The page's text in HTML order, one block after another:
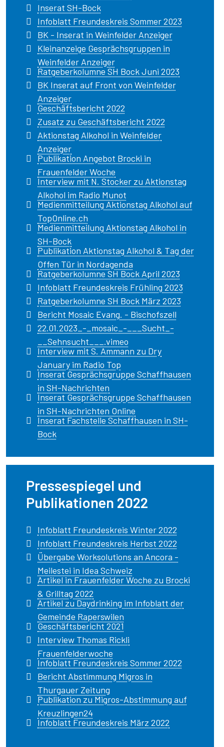
Inserat SH-Bock
Infoblatt Freundeskreis Sommer 2023
BK - Inserat in Weinfelder Anzeiger
Kleinanzeige Gesprächsgruppen in
Weinfelder Anzeiger
Ratgeberkolumne SH Bock Juni 2023
BK Inserat auf Front von Weinfelder
Anzeiger
Geschäftsbericht 2022
Zusatz zu Geschäftsbericht 2022
Aktionstag Alkohol in Weinfelder
Anzeiger
Publikation Angebot Brocki in
Frauenfelder Woche
Interview mit N. Stocker zu Aktionstag
Alkohol im Radio Munot
Medienmitteilung Aktionstag Alkohol auf
TopOnline.ch
Medienmitteilung Aktionstag Alkohol in
SH-Bock
Publikation Aktionstag Alkohol & Tag der
Offen Tür in Nordagenda
Ratgeberkolumne SH Bock April 2023
Infoblatt Freundeskreis Frühling 2023
Ratgeberkolumne SH Bock März 2023
Bericht Mosaic Evang. - Bischofszell
22.01.2023_-_mosaic_-___Sucht_-
__Sehnsucht___.vimeo
Interview mit S. Ammann zu Dry
January im Radio Top
Inserat Gesprächsgruppe Schaffhausen
in SH-Nachrichten
Inserat Gesprächsgruppe Schaffhausen
in SH-Nachrichten Online
Inserat Fachstelle Schaffhausen in SH-
Bock
Pressespiegel und
Publikationen 2022
Infoblatt Freundeskreis Winter 2022
Infoblatt Freundeskreis Herbst 2022
Übergabe Worksolutions an Ancora -
Meilestei in Idea Schweiz
Artikel in Frauenfelder Woche zu Brocki
& Grilltag 2022
Artikel zu Daydrinking im Infoblatt der
Gemeinde Raperswilen
Geschäftsbericht 2021
Interview Thomas Rickli
Frauenfelderwoche
Infoblatt Freundeskreis Sommer 2022
Bericht Abstimmung Migros in
Thurgauer Zeitung
Publikation zu Migros-Abstimmung auf
Kreuzlingen24
Infoblatt Freundeskreis März 2022